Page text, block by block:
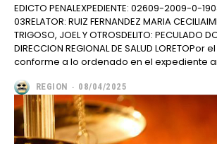
EDICTO PENALEXPEDIENTE: 02609-2009-0-
03RELATOR: RUIZ FERNANDEZ MARIA
TRIGOSO, JOEL Y OTROSDELITO: PECULADO
DIRECCION REGIONAL DE SALUD LORETOPor
conforme a lo ordenado en el expediente
REGION - 08/04/2025